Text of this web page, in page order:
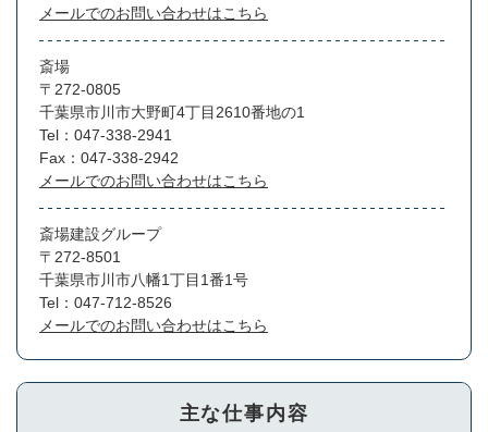
メールでのお問い合わせはこちら
斎場
〒272-0805
千葉県市川市大野町4丁目2610番地の1
Tel：047-338-2941
Fax：047-338-2942
メールでのお問い合わせはこちら
斎場建設グループ
〒272-8501
千葉県市川市八幡1丁目1番1号
Tel：047-712-8526
メールでのお問い合わせはこちら
主な仕事内容